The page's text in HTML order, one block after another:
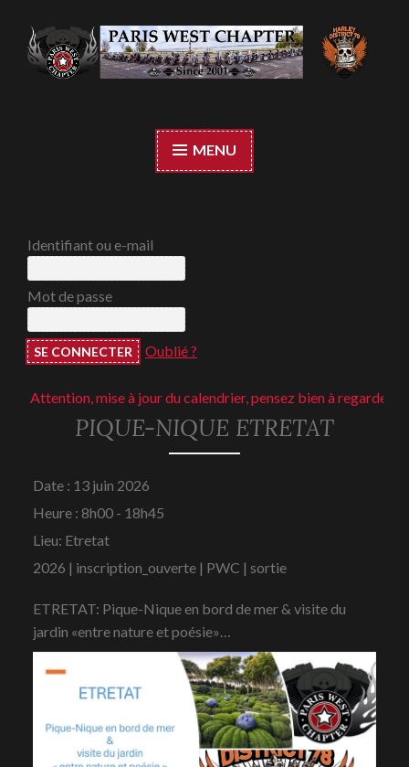
Accéder
au
contenu
MENU
Identifiant ou e-mail
Mot de passe
Oublié ?
Attention, mise à jour du calendrier, pensez bien à regarder ;-)
PIQUE-NIQUE ETRETAT
Date : 13 juin 2026
Heure : 8h00 - 18h45
Lieu: Etretat
2026 | inscription_ouverte | PWC | sortie
ETRETAT: Pique-Nique en bord de mer & visite du
jardin «entre nature et poésie»…